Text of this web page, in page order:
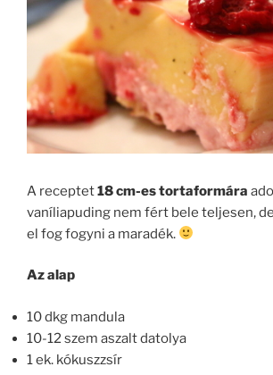
A receptet18 cm-es tortaformára
vaníliapuding nem fért bele teljesen,
el fog fogyni a maradék.
Az alap
10 dkg mandula
10-12 szem aszalt datolya
1 ek. kókuszzsír